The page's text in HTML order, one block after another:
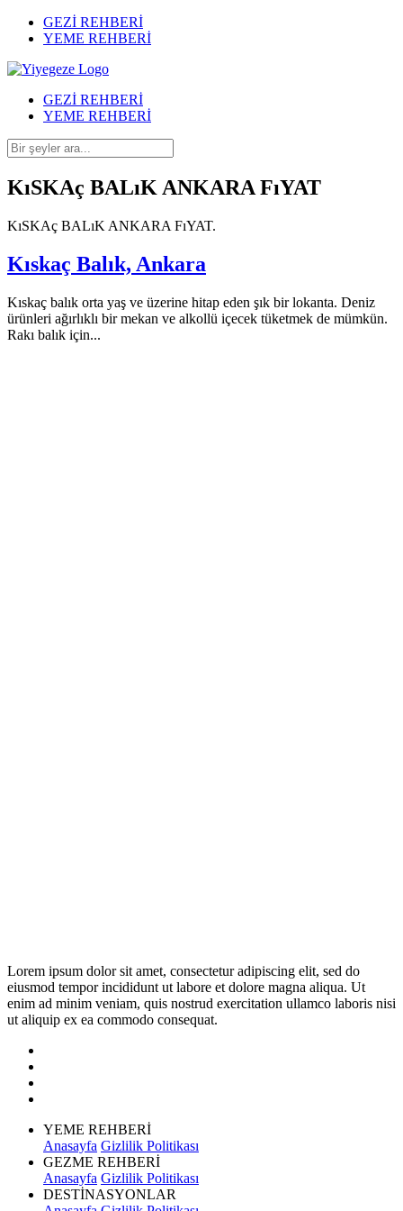
GEZİ REHBERİ
YEME REHBERİ
GEZİ REHBERİ
YEME REHBERİ
KıSKAç BALıK ANKARA FıYAT
KıSKAç BALıK ANKARA FıYAT.
Kıskaç Balık, Ankara
Kıskaç balık orta yaş ve üzerine hitap eden şık bir lokanta. Deniz
ürünleri ağırlıklı bir mekan ve alkollü içecek tüketmek de mümkün.
Rakı balık için...
Lorem ipsum dolor sit amet, consectetur adipiscing elit, sed do
eiusmod tempor incididunt ut labore et dolore magna aliqua. Ut
enim ad minim veniam, quis nostrud exercitation ullamco laboris nisi
ut aliquip ex ea commodo consequat.
YEME REHBERİ
Anasayfa Gizlilik Politikası
GEZME REHBERİ
Anasayfa Gizlilik Politikası
DESTİNASYONLAR